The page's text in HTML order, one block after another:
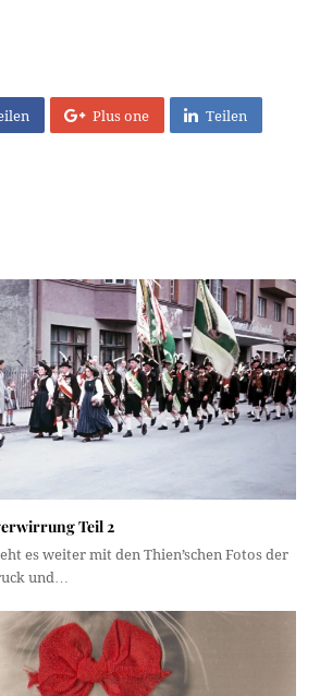
Plus one Teilen
Teil 2
es weiter mit den Thien’schen Fotos der
und…